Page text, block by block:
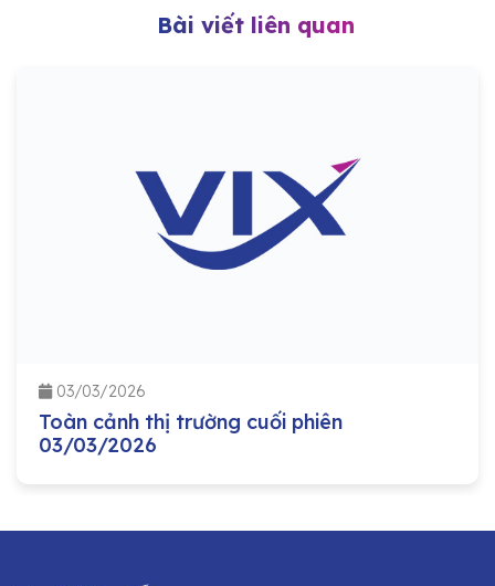
Bài viết liên quan
03/03/2026
Toàn cảnh thị trường cuối phiên
03/03/2026